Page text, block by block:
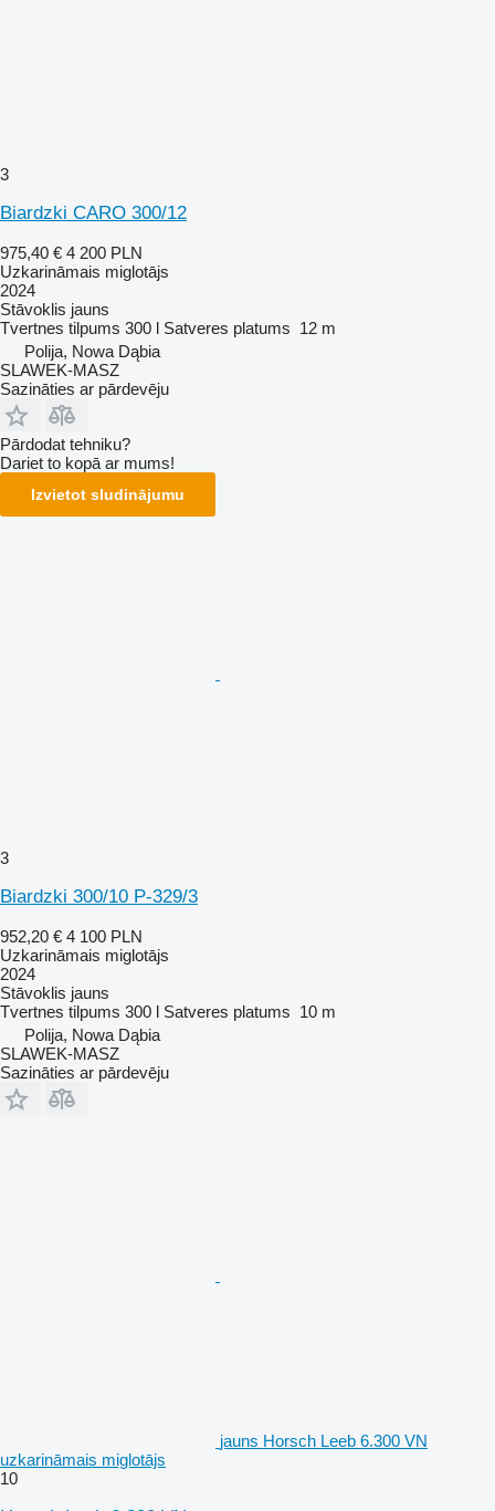
3
Biardzki CARO 300/12
975,40 € 4 200 PLN
Uzkarināmais miglotājs
2024
Stāvoklis jauns
Tvertnes tilpums 300 l Satveres platums 12 m
Polija, Nowa Dąbia
SLAWEK-MASZ
Sazināties ar pārdevēju
Pārdodat tehniku?
Dariet to kopā ar mums!
Izvietot sludinājumu
3
Biardzki 300/10 P-329/3
952,20 € 4 100 PLN
Uzkarināmais miglotājs
2024
Stāvoklis jauns
Tvertnes tilpums 300 l Satveres platums 10 m
Polija, Nowa Dąbia
SLAWEK-MASZ
Sazināties ar pārdevēju
jauns Horsch Leeb 6.300 VN
uzkarināmais miglotājs
10